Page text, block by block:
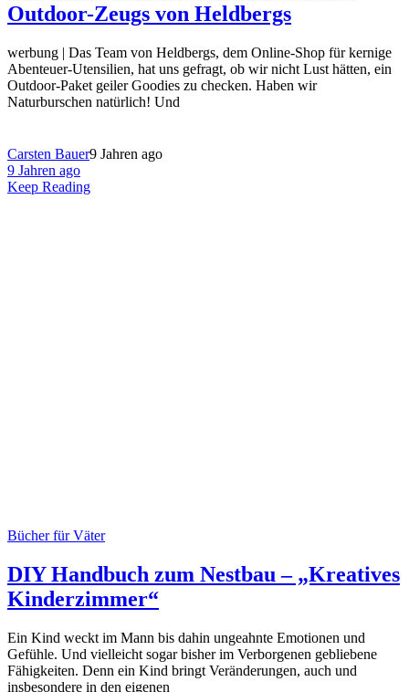
Outdoor-Zeugs von Heldbergs
werbung | Das Team von Heldbergs, dem Online-Shop für kernige
Abenteuer-Utensilien, hat uns gefragt, ob wir nicht Lust hätten, ein
Outdoor-Paket geiler Goodies zu checken. Haben wir
Naturburschen natürlich! Und
Carsten Bauer9 Jahren ago
9 Jahren ago
Keep Reading
Bücher für Väter
DIY Handbuch zum Nestbau – „Kreatives
Kinderzimmer“
Ein Kind weckt im Mann bis dahin ungeahnte Emotionen und
Gefühle. Und vielleicht sogar bisher im Verborgenen gebliebene
Fähigkeiten. Denn ein Kind bringt Veränderungen, auch und
insbesondere in den eigenen